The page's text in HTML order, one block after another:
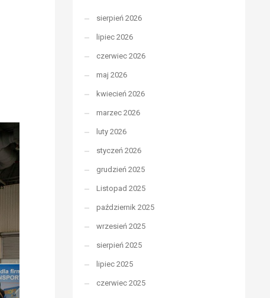
sierpień 2026
lipiec 2026
czerwiec 2026
maj 2026
kwiecień 2026
marzec 2026
luty 2026
styczeń 2026
grudzień 2025
Listopad 2025
październik 2025
wrzesień 2025
sierpień 2025
lipiec 2025
czerwiec 2025